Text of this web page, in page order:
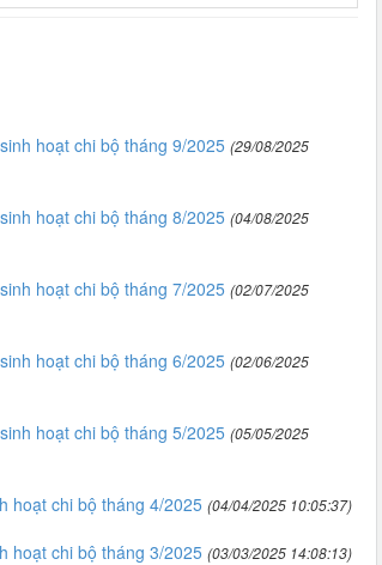
hoạt chi bộ tháng 9/2025 (29/08/2025
hoạt chi bộ tháng 8/2025 (04/08/2025
hoạt chi bộ tháng 7/2025 (02/07/2025
hoạt chi bộ tháng 6/2025 (02/06/2025
hoạt chi bộ tháng 5/2025 (05/05/2025
hoạt chi bộ tháng 4/2025 (04/04/2025 10:05:37)
hoạt chi bộ tháng 3/2025 (03/03/2025 14:08:13)